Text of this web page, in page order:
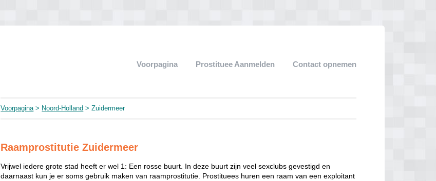
Voorpagina Prostituee Aanmelden Contact opnemen
Voorpagina> Noord-Holland > Zuidermeer
Raamprostitutie Zuidermeer
Vrijwel iedere grote stad heeft er wel 1: Een rosse buurt. In deze buurt zijn veel sexclubs gevestigd en
daarnaast kun je er soms gebruik maken van raamprostitutie. Prostituees huren een raam van een exploitant